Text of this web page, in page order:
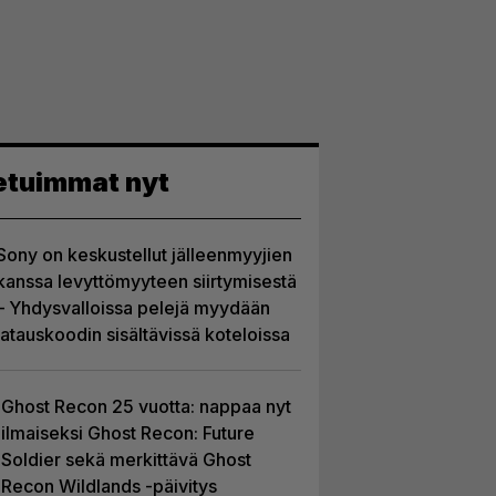
nyt
on keskustellut jälleenmyyjien
levyttömyyteen siirtymisestä
Yhdysvalloissa pelejä myydään
sisältävissä koteloissa
Ghost Recon 25 vuotta: nappaa nyt
ilmaiseksi Ghost Recon: Future
Soldier sekä merkittävä Ghost
Recon Wildlands -päivitys